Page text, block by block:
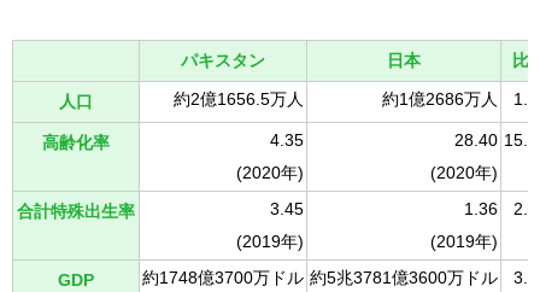
パキスタン 日本 比
人口 約2億1656.5万人 約1億2686万人
高齢化率
4.35
(2020年)
28.40
(2020年)
合計特殊出生率
3.45
(2019年)
1.36
(2019年)
GDP
約1748億3700万ドル 約5兆3781億3600万ドル